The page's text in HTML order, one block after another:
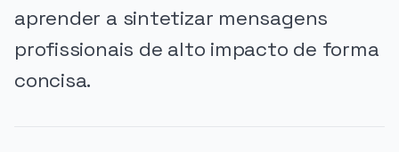
aprender a sintetizar mensagens
profissionais de alto impacto de forma
concisa.